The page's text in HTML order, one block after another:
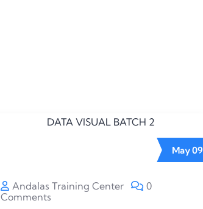
May09
Andalas Training Center
0
Comments